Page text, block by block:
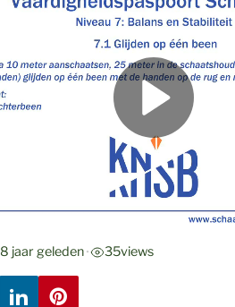
8 jaar geleden• 35views